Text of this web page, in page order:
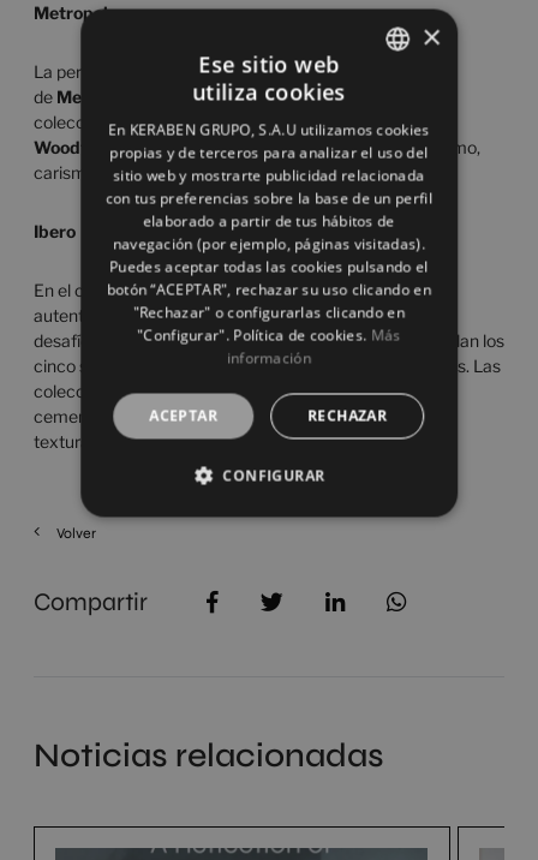
Metropol
La personalidad y el estilo único, atemporal y perpetuo
de Metropol
quedan reflejados en sus
colecciones Charisma, Arduin, Chrome, Leira y
Woodfeel,en las que se trasladan vanguardia, dinamismo,
carisma y estilo en sus propuestas cerámicas.
Ibero
En el caso deIbero,la marca propone sensibilidad,
autenticidad y creatividad. Una aventura al cliente, un
desafío, un nuevo descubrimiento de piezas que estimulan los
cinco sentidos y otorgan carácter sensorial a los hogares. Las
coleccionesMystic, Matisse y Boulevard, mármoles y
cementos que nos trazan el camino hacia las nuevas
texturas y diseños sin miedo a experimentarlos.
Volver
Compartir
Noticias relacionadas
ENGLISH
FRENCH
GERMAN
×
Ese sitio web
utiliza cookies
En KERABEN GRUPO, S.A.U utilizamos cookies
propias y de terceros para analizar el uso del
sitio web y mostrarte publicidad relacionada
con tus preferencias sobre la base de un perfil
elaborado a partir de tus hábitos de
navegación (por ejemplo, páginas visitadas).
Puedes aceptar todas las cookies pulsando el
botón “ACEPTAR", rechazar su uso clicando en
"Rechazar" o configurarlas clicando en
"Configurar". Política de cookies. Más
información
ACEPTAR RECHAZAR
CONFIGURAR